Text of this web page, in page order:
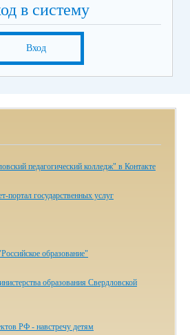
в систему
Вход
педагогический колледж" в Контакте
портал государственных услуг
образование"
образования Свердловской
РФ - навстречу детям